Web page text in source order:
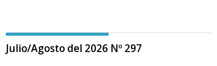
Julio/Agosto del 2026 Nº 297